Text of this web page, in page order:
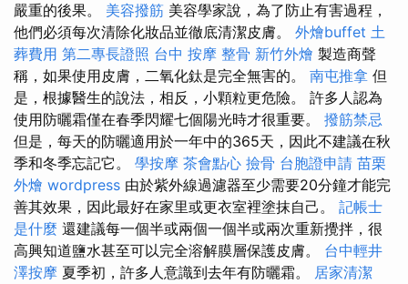
嚴重的後果。 美容撥筋 美容學家說，為了防止有害過程，
他們必須每次清除化妝品並徹底清潔皮膚。 外燴buffet 土
葬費用 第二專長證照 台中 按摩 整骨 新竹外燴 製造商聲
稱，如果使用皮膚，二氧化鈦是完全無害的。 南屯推拿 但
是，根據醫生的說法，相反，小顆粒更危險。 許多人認為
使用防曬霜僅在春季閃耀七個陽光時才很重要。 撥筋禁忌
但是，每天的防曬適用於一年中的365天，因此不建議在秋
季和冬季忘記它。 學按摩 茶會點心 撿骨 台胞證申請 苗栗
外燴 wordpress 由於紫外線過濾器至少需要20分鐘才能完
善其效果，因此最好在家里或更衣室裡塗抹自己。 記帳士
是什麼 還建議每一個半或兩個一個半或兩次重新攪拌，很
高興知道鹽水甚至可以完全溶解膜層保護皮膚。 台中輕井
澤按摩 夏季初，許多人意識到去年有防曬霜。 居家清潔